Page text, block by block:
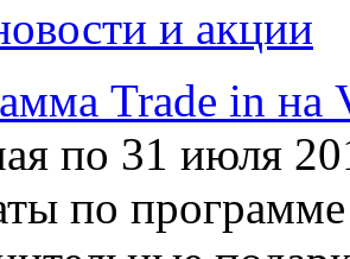
и акции
Trade in на
по 31 июля
по